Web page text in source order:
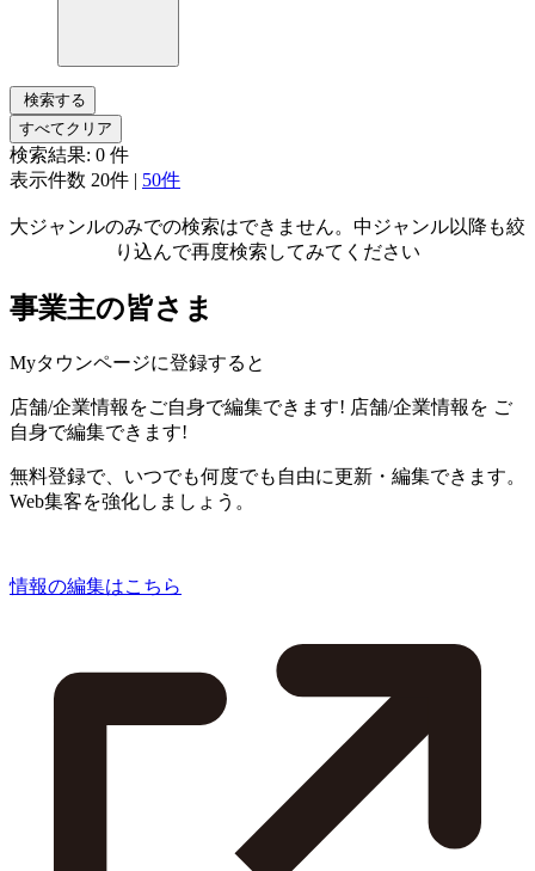
検索する
すべてクリア
検索結果: 0 件
表示件数 20件 | 50件
大ジャンルのみでの検索はできません。中ジャンル以降も絞
り込んで再度検索してみてください
事業主の皆さま
Myタウンページに登録すると
店舗/企業情報をご自身で編集できます! 店舗/企業情報を ご
自身で編集できます!
無料登録で、いつでも何度でも自由に更新・編集できます。
Web集客を強化しましょう。
情報の編集はこちら